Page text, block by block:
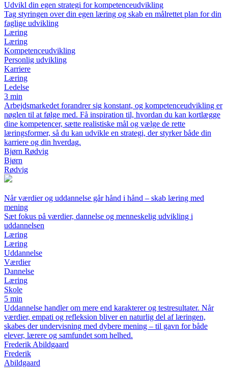
Udvikl din egen strategi for kompetenceudvikling
Tag styringen over din egen læring og skab en målrettet plan for din
faglige udvikling
Læring
Læring
Kompetenceudvikling
Personlig udvikling
Karriere
Læring
Ledelse
3 min
Arbejdsmarkedet forandrer sig konstant, og kompetenceudvikling er
nøglen til at følge med. Få inspiration til, hvordan du kan kortlægge
dine kompetencer, sætte realistiske mål og vælge de rette
læringsformer, så du kan udvikle en strategi, der styrker både din
karriere og din hverdag.
Bjørn Rødvig
Bjørn
Rødvig
Når værdier og uddannelse går hånd i hånd – skab læring med
mening
Sæt fokus på værdier, dannelse og menneskelig udvikling i
uddannelsen
Læring
Læring
Uddannelse
Værdier
Dannelse
Læring
Skole
5 min
Uddannelse handler om mere end karakterer og testresultater. Når
værdier, empati og refleksion bliver en naturlig del af læringen,
skabes der undervisning med dybere mening – til gavn for både
elever, lærere og samfundet som helhed.
Frederik Abildgaard
Frederik
Abildgaard